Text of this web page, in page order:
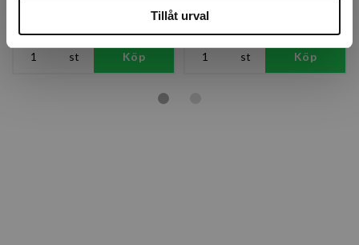
Tillåt urval
st Köp
2 795 kr
st Köp